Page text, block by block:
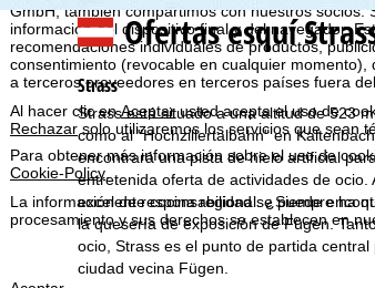
GmbH, también compartimos con nuestros
información del dispositivo final y del navegador.
recomendaciones individuales de productos,
consentimiento (revocable en cualquier
a terceros proveedores en terceros países fuera
Al hacer clic enAceptarusted acepta el uso de
Rechazar solo utilizaremos los servicios que sean
Para obtener más información sobre el uso de
Cookie-Policy
La información de responsabilidad se puede
procesamiento y sus derechos se establecen en
á
g
n
a
p
Ofertas esquí
Strass
Strass está situado a una altitud de 523
como al "Hochzillertalbahn" en
encontrará una pista de hielo artificial
entretenida oferta de actividades de
excelente cocina regional. ¿Siempre ha
la quesería de exposición de Fügen.
ocio, Strass es el punto de partida
ciudad vecina Fügen.